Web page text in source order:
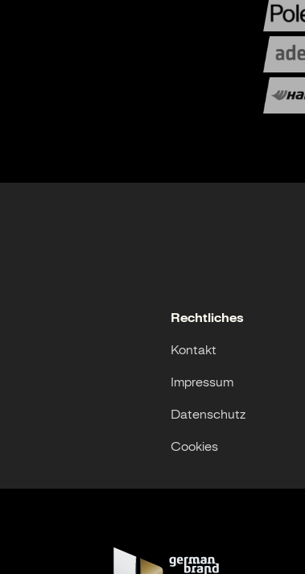
Rechtliches
Kontakt
Impressum
Datenschutz
Cookies